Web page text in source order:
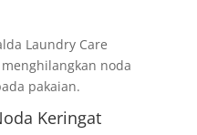
Laundry Care
noda
pakaian.
Keringat